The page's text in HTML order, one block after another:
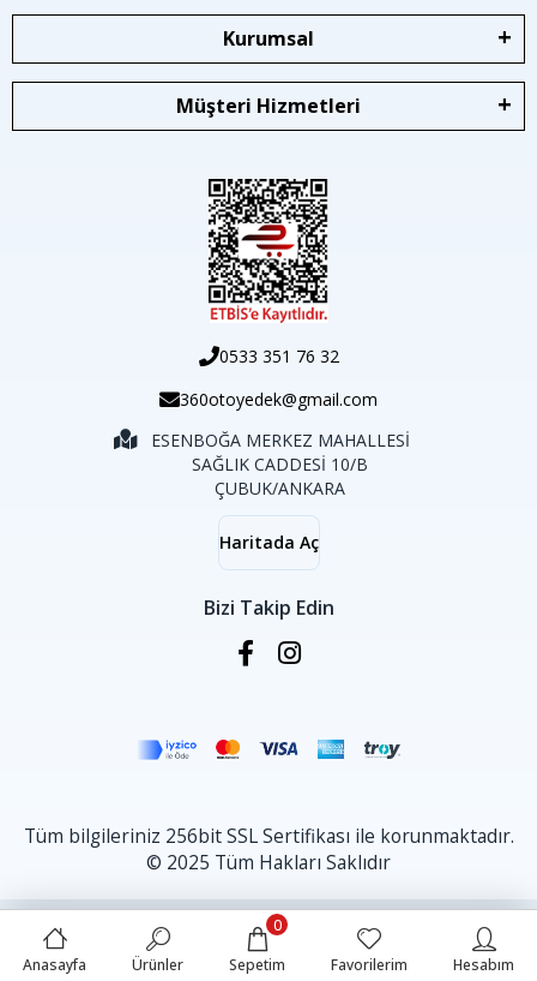
Kurumsal
Müşteri Hizmetleri
0533 351 76 32
360otoyedek@gmail.com
ESENBOĞA MERKEZ MAHALLESİ
SAĞLIK CADDESİ 10/B
ÇUBUK/ANKARA
Haritada Aç
Bizi Takip Edin
Tüm bilgileriniz 256bit SSL Sertifikası ile korunmaktadır.
© 2025 Tüm Hakları Saklıdır
Anasayfa Ürünler Sepetim
0
Favorilerim
Hesabım